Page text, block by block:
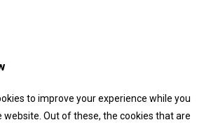
to improve your experience while you
Out of these, the cookies that are